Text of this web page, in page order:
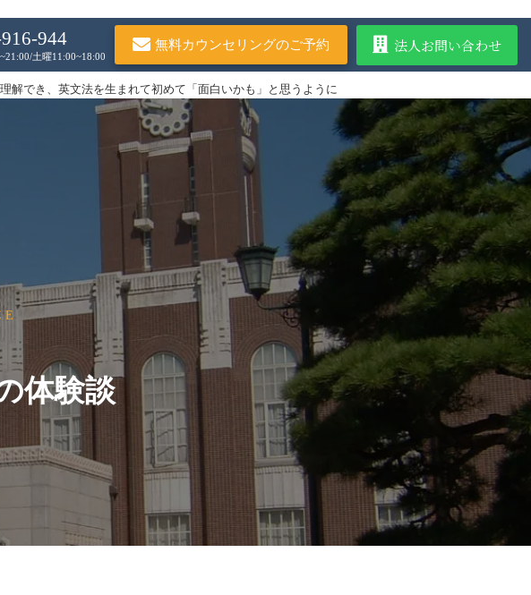
944
土曜11:00~18:00
無料カウンセリングのご予約 法人お問い合わせ
解でき、英文法を生まれて初めて「面白いかも」と思うように
体験談